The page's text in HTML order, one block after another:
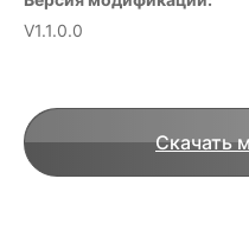
V1.1.0.0
Скачать